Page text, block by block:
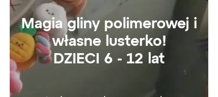
Magia gliny polimerowej i
własne lusterko!
DZIECI 6 - 12 lat